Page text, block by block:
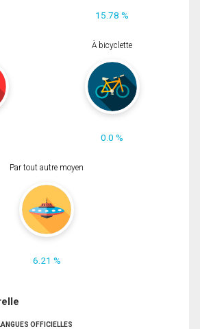
15.78 %
À bicyclette
0.0 %
Par tout autre moyen
6.21 %
OFFICIELLES